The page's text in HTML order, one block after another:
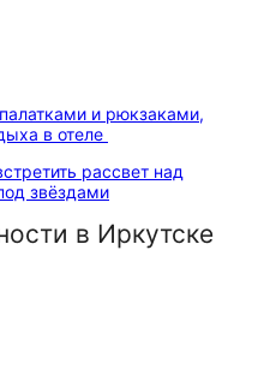
и рюкзаками,
в отеле
рассвет над
звёздами
в Иркутске